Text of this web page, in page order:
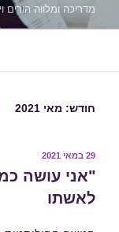
מדריכה ומלווה הורים
חודש: מאי 2021
פורסם
ב
29 במאי 2021
"אני עושה
לאשתו